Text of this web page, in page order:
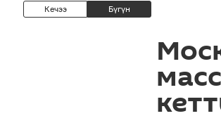
Кечээ Бүгүн